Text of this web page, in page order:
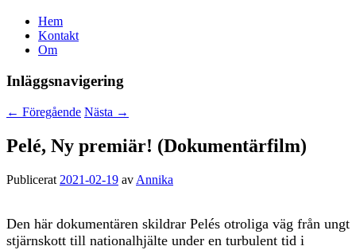
Hem
Kontakt
Om
Inläggsnavigering
← Föregående Nästa →
Pelé, Ny premiär! (Dokumentärfilm)
Publicerat 2021-02-19 av Annika
Den här dokumentären skildrar Pelés otroliga väg från ungt
stjärnskott till nationalhjälte under en turbulent tid i